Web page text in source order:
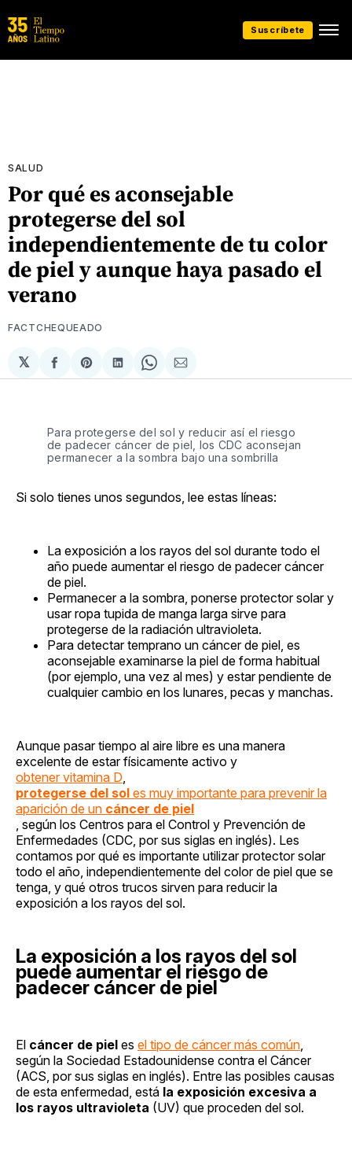
Suscríbete
SALUD
Por qué es aconsejable
protegerse del sol
independientemente de tu color
de piel y aunque haya pasado el
verano
FACTCHEQUEADO
𝕏
Compartir
en
Share
on
Compartir
en
Share
on
Compartir
via
Para protegerse del sol y reducir así el riesgo
de padecer cáncer de piel, los CDC aconsejan
permanecer a la sombra bajo una sombrilla
Si solo tienes unos segundos, lee estas líneas:
La exposición a los rayos del sol durante todo el
año puede aumentar el riesgo de padecer cáncer
de piel.
Permanecer a la sombra, ponerse protector solar y
usar ropa tupida de manga larga sirve para
protegerse de la radiación ultravioleta.
Para detectar temprano un cáncer de piel, es
aconsejable examinarse la piel de forma habitual
(por ejemplo, una vez al mes) y estar pendiente de
cualquier cambio en los lunares, pecas y manchas.
Aunque pasar tiempo al aire libre es una manera
excelente de estar físicamente activo y
obtener vitamina D
protegerse del sol es muy importante para prevenir la
aparición de un cáncer de piel
, según los Centros para el Control y Prevención de
Enfermedades (CDC, por sus siglas en inglés). Les
contamos por qué es importante utilizar protector solar
todo el año, independientemente del color de piel que se
tenga, y qué otros trucos sirven para reducir la
exposición a los rayos del sol.
La exposición a los rayos del sol
puede aumentar el riesgo de
padecer cáncer de piel
El cáncer de piel es el tipo de cáncer más común
según la Sociedad Estadounidense contra el Cáncer
(ACS, por sus siglas en inglés). Entre las posibles causas
de esta enfermedad, está la exposición excesiva a
los rayos ultravioleta (UV) que proceden del sol.